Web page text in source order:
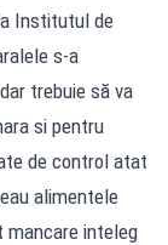
Institutul de
s-a
trebuie să va
si pentru
de control atat
alimentele
mancare inteleg